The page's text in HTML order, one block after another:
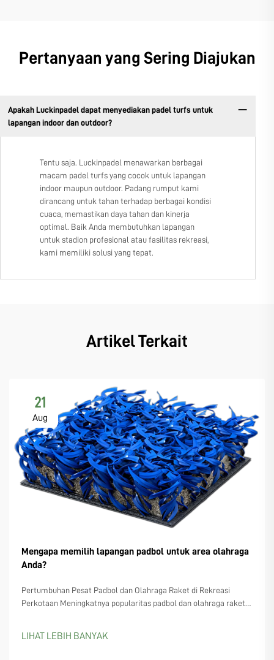
Pertanyaan yang Sering Diajukan
Apakah Luckinpadel dapat menyediakan padel turfs untuk
lapangan indoor dan outdoor?
Tentu saja. Luckinpadel menawarkan berbagai
macam padel turfs yang cocok untuk lapangan
indoor maupun outdoor. Padang rumput kami
dirancang untuk tahan terhadap berbagai kondisi
cuaca, memastikan daya tahan dan kinerja
optimal. Baik Anda membutuhkan lapangan
untuk stadion profesional atau fasilitas rekreasi,
kami memiliki solusi yang tepat.
Artikel Terkait
21
Aug
Mengapa memilih lapangan padbol untuk area olahraga
Anda?
Pertumbuhan Pesat Padbol dan Olahraga Raket di Rekreasi
Perkotaan Meningkatnya popularitas padbol dan olahraga raket
karena semakin banyak orang yang...
LIHAT LEBIH BANYAK